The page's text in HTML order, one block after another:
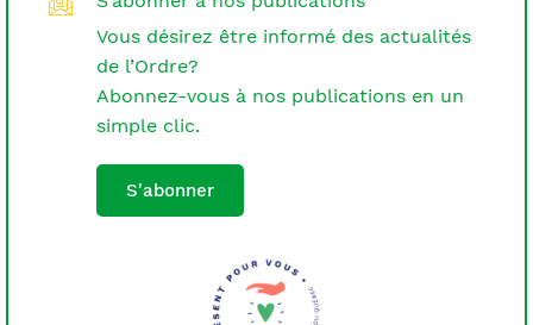
Vous désirez être informé des actualités
de l’Ordre?
Abonnez-vous à nos publications en un
simple clic.
S'abonner